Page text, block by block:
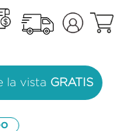
la vista GRATIS